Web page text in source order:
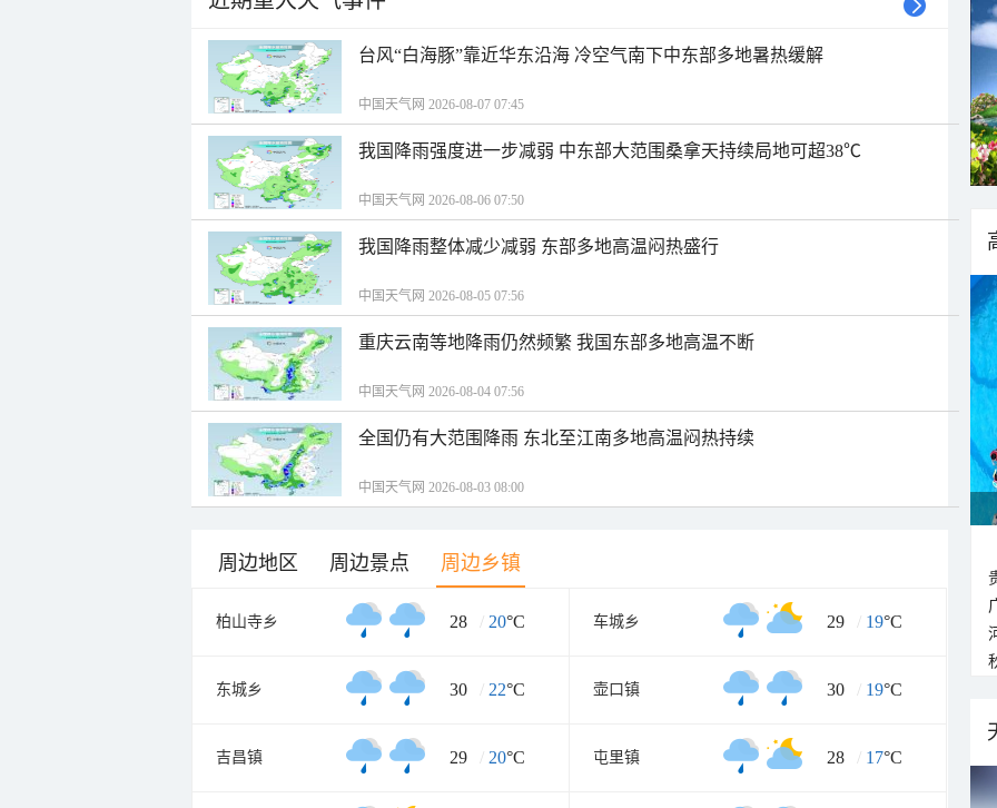
台风“白海豚”靠近华东沿海 冷空气南下中东部多地暑热缓解
中国天气网 2026-08-07 07:45
我国降雨强度进一步减弱 中东部大范围桑拿天持续局地可超38℃
中国天气网 2026-08-06 07:50
我国降雨整体减少减弱 东部多地高温闷热盛行
中国天气网 2026-08-05 07:56
重庆云南等地降雨仍然频繁 我国东部多地高温不断
中国天气网 2026-08-04 07:56
全国仍有大范围降雨 东北至江南多地高温闷热持续
中国天气网 2026-08-03 08:00
周边地区 周边景点 周边乡镇
柏山寺乡 28 / 20°C 车城乡 29 / 19°C
东城乡 30 / 22°C 壶口镇 30 / 19°C
吉昌镇 29 / 20°C 屯里镇 28 / 17°C